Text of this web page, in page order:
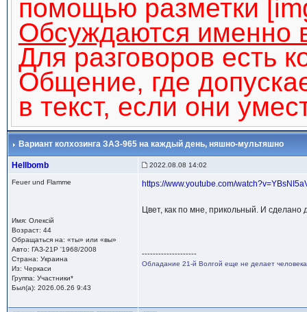
помощью разметки
Обсуждаются именно
Для разговоров есть
Общение, где
в текст, если они
Вариант колхозинга ЗАЗ-965 на каждый день, няшно-мультяшно
Hellbomb 2022.08.08 14:02
Feuer und Flamme
Имя: Олексій
Возраст: 44
Обращаться на: «ты» или «вы»
Авто: ГАЗ-21Р '1968/2008
Страна: Украина
Из: Черкаси
Группа: Участники*
Был(а): 2026.06.26 9:43
https://www.youtube.com/
Цвет, как по мне, прикольный. И
--------------------
Обладание 21-й Волгой еще не делает